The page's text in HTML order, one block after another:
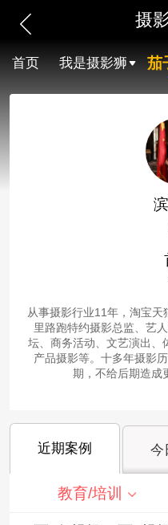
摄
首页 我是摄影狮 茄
从事摄影行业11年，淘宝
里路跑特约摄影总监、艺
坛、商务活动、文艺演出、
产品摄影等。十多年摄影
期，不给后期造成
近期案例 今
教育/培训